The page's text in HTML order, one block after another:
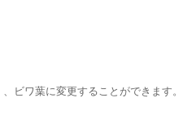
ワ葉に変更することができます